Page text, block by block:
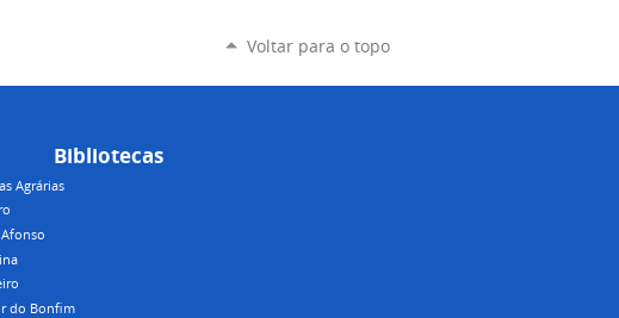
Voltar para o topo
Bibliotecas
Agrárias
do Bonfim